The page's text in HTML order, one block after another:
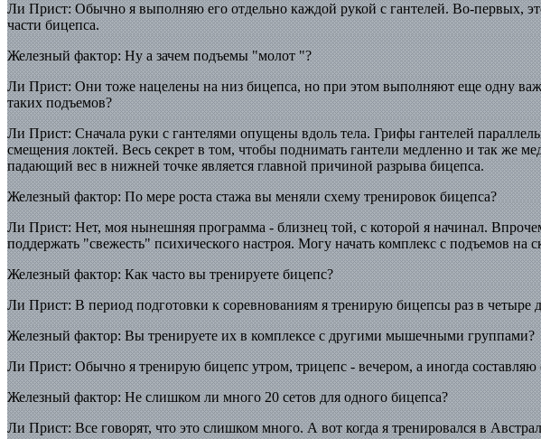
Ли Прист: Обычно я выполняю его отдельно каждой рукой с гантелей. Во-первых,
части бицепса.
Железный фактор: Ну а зачем подъемы "молот "?
Ли Прист: Они тоже нацелены на низ бицепса, но при этом выполняют еще одну
таких подъемов?
Ли Прист: Сначала руки с гантелями опущены вдоль тела. Грифы гантелей
смещения локтей. Весь секрет в том, чтобы поднимать гантели медленно и так же
падающий вес в нижней точке является главной причиной разрыва бицепса.
Железный фактор: По мере роста стажа вы меняли схему тренировок бицепса?
Ли Прист: Нет, моя нынешняя программа - близнец той, с которой я начинал.
поддержать "свежесть" психического настроя. Могу начать комплекс с подъемов на
Железный фактор: Как часто вы тренируете бицепс?
Ли Прист: В период подготовки к соревнованиям я тренирую бицепсы раз в четыре
Железный фактор: Вы тренируете их в комплексе с другими мышечными группами?
Ли Прист: Обычно я тренирую бицепс утром, трицепс - вечером, а иногда составляю
Железный фактор: Не слишком ли много 20 сетов для одного бицепса?
Ли Прист: Все говорят, что это слишком много. А вот когда я тренировался в